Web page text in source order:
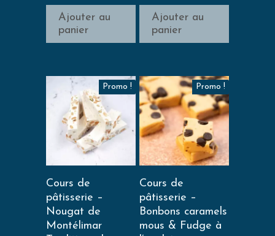
Ajouter au
panier
Ajouter au
panier
Promo !
Cours de
pâtisserie –
Nougat de
Montélimar
Promo !
Cours de
pâtisserie –
Bonbons caramels
mous & Fudge à